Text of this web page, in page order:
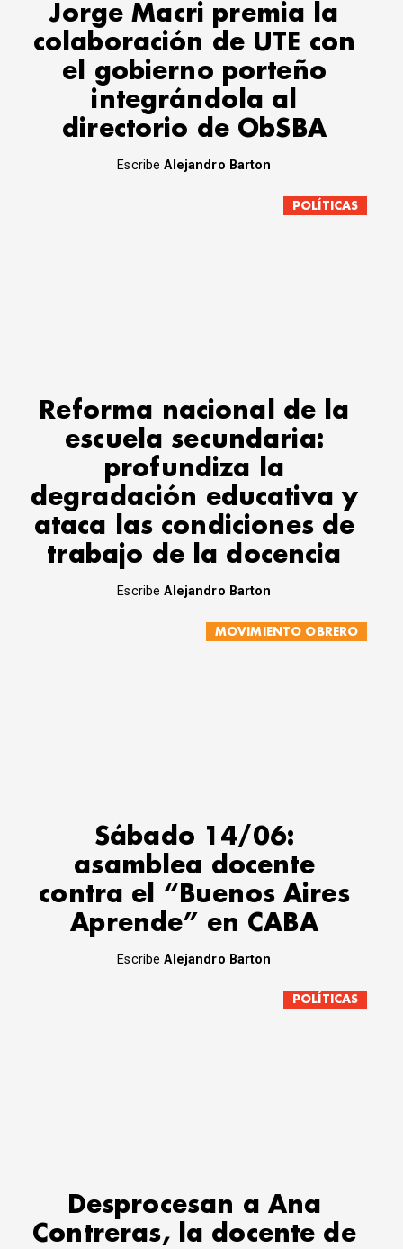
Jorge Macri premia la
colaboración de UTE con
el gobierno porteño
integrándola al
directorio de ObSBA
EscribeAlejandro Barton
POLÍTICAS
Reforma nacional de la
escuela secundaria:
profundiza la
degradación educativa y
ataca las condiciones de
trabajo de la docencia
EscribeAlejandro Barton
MOVIMIENTO OBRERO
Sábado 14/06:
asamblea docente
contra el “Buenos Aires
Aprende” en CABA
EscribeAlejandro Barton
POLÍTICAS
Desprocesan a Ana
Contreras, la docente de